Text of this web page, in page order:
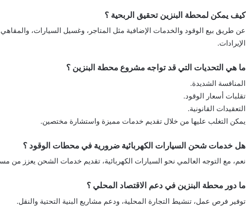
كيف يمكن لمحطة البنزين تحقيق الربحية ؟
عن طريق بيع الوقود والخدمات الإضافية مثل المتاجر، وغسيل السيارات،
الإيرادات.
ما هي التحديات التي قد تواجه مشروع محطة البنزين ؟
المنافسة الشديدة.
تقلبات أسعار الوقود.
التعقيدات القانونية.
يمكن التغلب عليها من خلال تقديم خدمات مميزة واستشارة مختصين.
هل خدمات شحن السيارات الكهربائية ضرورية في محطات الوقود ؟
نعم، مع التوجه العالمي نحو السيارات الكهربائية، تقديم خدمات الشحن يعزز من
ما دور محطة البنزين في دعم الاقتصاد المحلي ؟
توفير فرص عمل، تنشيط التجارة المحلية، ودعم مشاريع البنية التحتية والنقل.